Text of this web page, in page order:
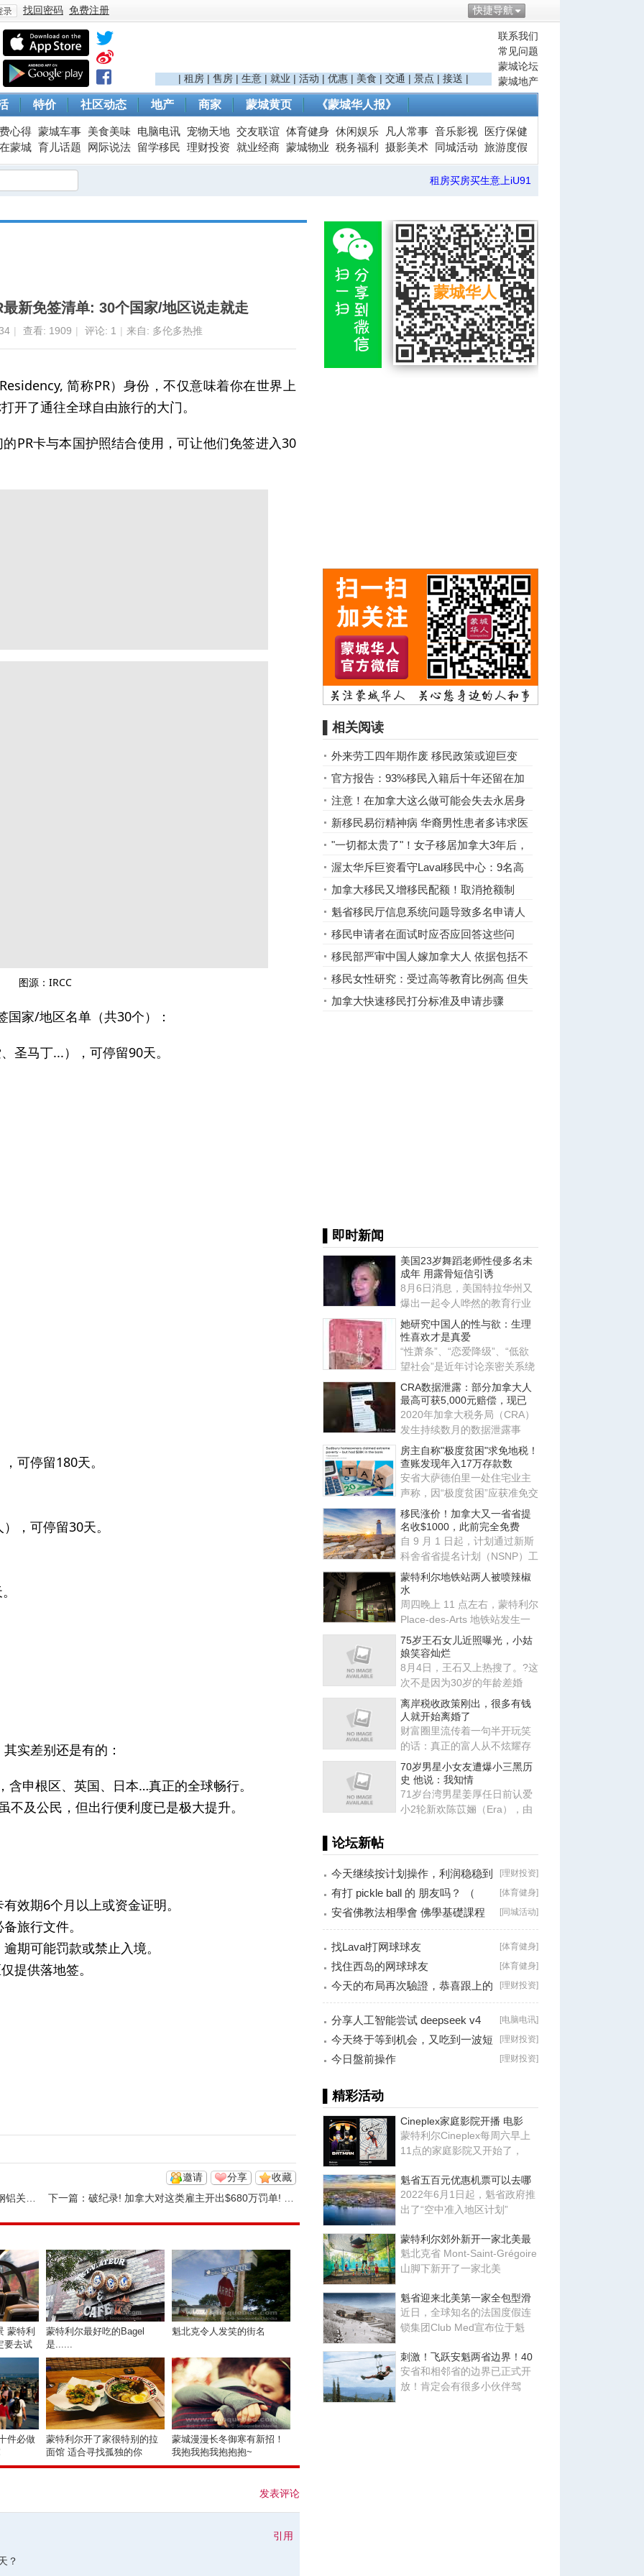
快捷导航
登
找回密码 免费注册
联系我们
常见问题
蒙城论坛
蒙城地产
| 租房 | 售房 | 生意 | 就业 | 活动 | 优惠 | 美食 | 交通 | 景点 | 接送 |
特价 社区动态 地产 商家 蒙城黄页 《蒙城华人报》
心得 蒙城车事 美食美味 电脑电讯 宠物天地 交友联谊 体育健身 休闲娱乐 凡人常事 音乐影视
医疗保健
蒙城 育儿话题 网际说法 留学移民 理财投资 就业经商 蒙城物业 税务福利 摄影美术 同城活动 旅游度假
租房买房买生意上iU91
新免签清单: 30个国家/地区说走就走
| 查看: 1909 | 评论: 1 | 来自: 多伦多热推
简称PR）身份，不仅意味着你在世界上
开了通往全球自由旅行的大门。
PR卡与本国护照结合使用，可让他们免签进入30
图源：IRCC
国家/地区名单（共30个）：
圣马丁...），可停留90天。
可停留180天。
，可停留30天。
实差别还是有的：
申根区、英国、日本…真正的全球畅行。
及公民，但出行便利度已是极大提升。
效期6个月以上或资金证明。
旅行文件。
期可能罚款或禁止入境。
提供落地签。
收藏
分享
邀请
突破
下一篇： 破纪录! 加拿大对这类雇主开出$680万罚单! 24家公司被处以禁令 ...
蒙特利
要去试
蒙特利尔最好吃的Bagel
是......
魁北克令人发笑的街名
件必做
蒙特利尔开了家很特别的拉
面馆 适合寻找孤独的你
蒙城漫漫长冬御寒有新招！
我抱我抱我抱抱抱~
发表评论
引用
？
▌相关阅读
外来劳工四年期作废 移民政策或迎巨变
官方报告：93%移民入籍后十年还留在加
拿大
注意！在加拿大这么做可能会失去永居身
份
新移民易衍精神病 华裔男性患者多讳求医
"一切都太贵了"！女子移居加拿大3年后，
决定举家回国！ ...
渥太华斥巨资看守Laval移民中心：9名高
风险移民配40名警卫
加拿大移民又增移民配额！取消抢额制
度！
魁省移民厅信息系统问题导致多名申请人
移民受阻
移民申请者在面试时应否应回答这些问
题？
移民部严审中国人嫁加拿大人 依据包括不
亲嘴(图)
移民女性研究：受过高等教育比例高 但失
业及转行情况更普遍 ...
加拿大快速移民打分标准及申请步骤
▌即时新闻
美国23岁舞蹈老师性侵多名未
成年 用露骨短信引诱
8月6日消息，美国特拉华州又
爆出一起令人哗然的教育行业
恶性案件，当地一名 23 岁的舞
她研究中国人的性与欲：生理
性喜欢才是真爱
“性萧条”、“恋爱降级”、“低欲
望社会”是近年讨论亲密关系绕
不开的词汇。暗含其中
CRA数据泄露：部分加拿大人
最高可获5,000元赔偿，现已
2020年加拿大税务局（CRA）
发生持续数月的数据泄露事
件，导致数千名加拿大人的私
人信
房主自称"极度贫困"求免地税！
查账发现年入17万存款数
安省大萨德伯里一处住宅业主
声称，因“极度贫困”应获准免交
地税。安省评估复核委员会
移民涨价！加拿大又一省省提
名收$1000，此前完全免费
自 9 月 1 日起，计划通过新斯
科舍省省提名计划（NSNP）工
作类别申请移民的外国人需缴
蒙特利尔地铁站两人被喷辣椒
水
周四晚上 11 点左右，蒙特利尔
Place-des-Arts 地铁站发生一
起肢体冲突，事件升级导致
75岁王石女儿近照曝光，小姑
娘笑容灿烂
8月4日，王石又上热搜了。?这
次不是因为30岁的年龄差婚
姻，也不是因为田朴珺又说了
什
离岸税收政策刚出，很多有钱
人就开始离婚了
财富圈里流传着一句半开玩笑
的话：真正的富人从不炫耀存
款，他们炫耀的是律师、会计
师
70岁男星小女友遭爆小三黑历
史 他说：我知情
71岁台湾男星姜厚任日前认爱
小2轮新欢陈苡㛤（Era），由
▌论坛新帖
[理财投资]
今天继续按计划操作，利润稳稳到
手！
[体育健身]
有打 pickle ball 的 朋友吗？ （
Brossard
[同城活动]
安省佛教法相學會 佛學基礎課程
（第二十八
[体育健身]
找Laval打网球球友
[体育健身]
找住西岛的网球球友
[理财投资]
今天的布局再次驗證，恭喜跟上的
朋友！
[电脑电讯]
分享人工智能尝试 deepseek v4
falsh, 据说
[理财投资]
今天终于等到机会，又吃到一波短
线利润！
[理财投资]
今日盤前操作
▌精彩活动
Cineplex家庭影院开播 电影
蒙特利尔Cineplex每周六早上
11点的家庭影院又开始了，
魁省五百元优惠机票可以去哪
2022年6月1日起，魁省政府推
出了“空中准入地区计划”
蒙特利尔郊外新开一家北美最
魁北克省 Mont-Saint-Grégoire
山脚下新开了一家北美
魁省迎来北美第一家全包型滑
近日，全球知名的法国度假连
锁集团Club Med宣布位于魁
刺激！飞跃安魁两省边界！40
安省和相邻省的边界已正式开
放！肯定会有很多小伙伴驾